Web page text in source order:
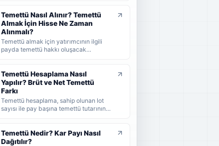
gösterir. KAP'ta görülen kâr payı oranı
ise çoğunlukla 1 TL nominal değere
göre hesaplanan ayrı bir yüzdedir. Bu
rehberde temettü verimi, dağıtım oranı
ve KAP temettü oranı arasındaki
farkları formüller ve örneklerle
Temettü Nasıl Alınır? Temettü
Almak İçin Hisse Ne Zaman
Alınmalı?
Temettü almak için yatırımcının ilgili
payda temettü hakkı oluşacak
alındığını, hak kullanım tarihi, kayıt
tarihi ve ödeme tarihi arasındaki farkı
ve yatırımcıların nelere dikkat etmesi
gerektiğini sade şekilde bulabilirsiniz.
Temettü Hesaplama Nasıl
Yapılır? Brüt ve Net Temettü
Farkı
Temettü hesaplama, sahip olunan lot
sayısı ile pay başına temettü tutarının
verimi ve örnek hesaplama adımlarını
sade şekilde bulabilirsiniz.
Temettü Nedir? Kar Payı Nasıl
Dağıtılır?